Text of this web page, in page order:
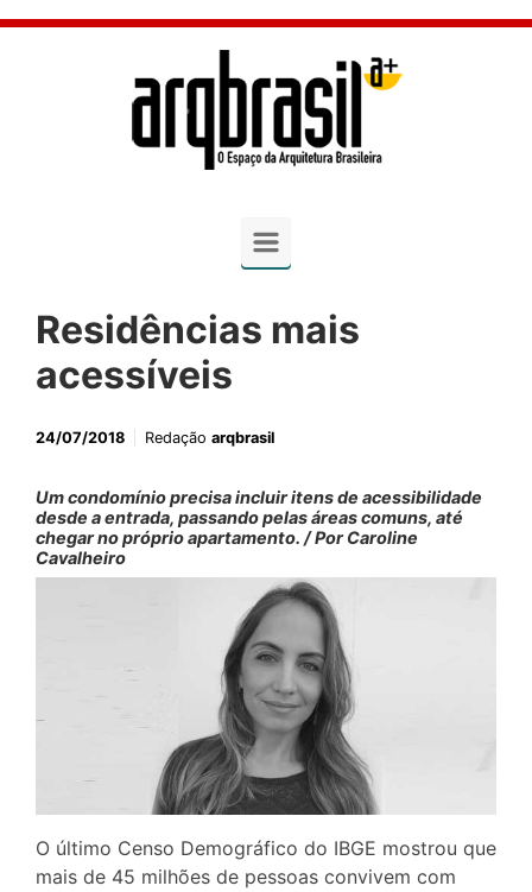
Skip to main content
Residências mais
acessíveis
24/07/2018 Redação arqbrasil
Um condomínio precisa incluir itens de acessibilidade
desde a entrada, passando pelas áreas comuns, até
chegar no próprio apartamento. / Por Caroline
Cavalheiro
O último Censo Demográfico do IBGE mostrou que
mais de 45 milhões de pessoas convivem com